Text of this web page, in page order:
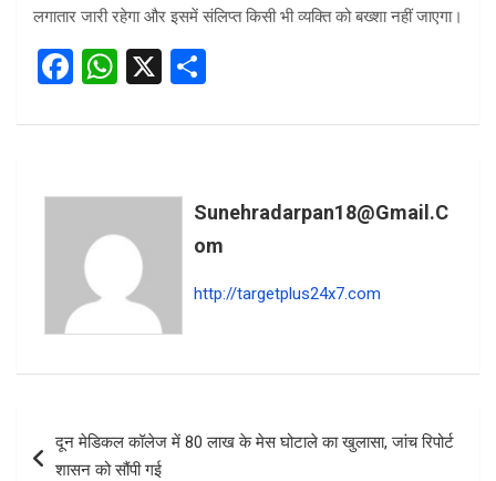
लगातार जारी रहेगा और इसमें संलिप्त किसी भी व्यक्ति को बख्शा नहीं जाएगा।
F
ce
o
o
k
W
at
A
p
p
X
ar
Sunehradarpan18@gmail.c
Om
http://targetplus24x7.com
navigation
दून मेडिकल कॉलेज में 80 लाख के मेस घोटाले का खुलासा, जांच रिपोर्ट
शासन को सौंपी गई